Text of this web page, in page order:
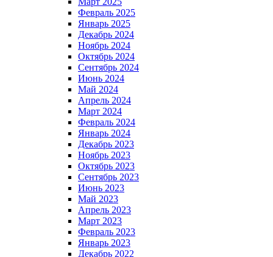
Февраль 2025
Январь 2025
Декабрь 2024
Ноябрь 2024
Октябрь 2024
Сентябрь 2024
Июнь 2024
Май 2024
Апрель 2024
Март 2024
Февраль 2024
Январь 2024
Декабрь 2023
Ноябрь 2023
Октябрь 2023
Сентябрь 2023
Июнь 2023
Май 2023
Апрель 2023
Март 2023
Февраль 2023
Январь 2023
Декабрь 2022